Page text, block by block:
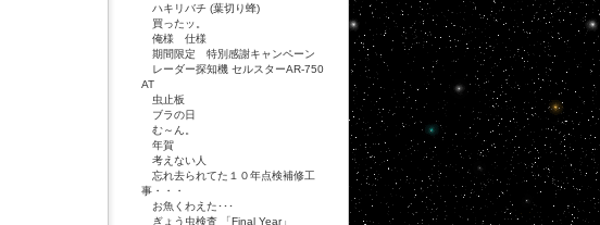
ハキリバチ (葉切り蜂)
買ったッ。
俺様 仕様
期間限定 特別感謝キャンペーン
レーダー探知機 セルスターAR-750
AT
虫止板
ブラの日
む～ん。
年賀
考えない人
忘れ去られてた１０年点検補修工
事・・・
お魚くわえた･･･
ぎょう虫検査 「Final Year」